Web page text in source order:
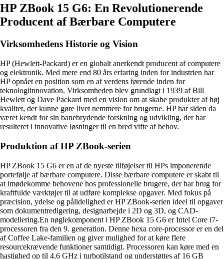
HP ZBook 15 G6: En Revolutionerende
Producent af Bærbare Computere
Virksomhedens Historie og Vision
HP (Hewlett-Packard) er en globalt anerkendt producent af computere
og elektronik. Med mere end 80 års erfaring inden for industrien har
HP opnået en position som en af verdens førende inden for
teknologiinnovation. Virksomheden blev grundlagt i 1939 af Bill
Hewlett og Dave Packard med en vision om at skabe produkter af høj
kvalitet, der kunne gøre livet nemmere for brugerne. HP har siden da
været kendt for sin banebrydende forskning og udvikling, der har
resulteret i innovative løsninger til en bred vifte af behov.
Produktion af HP ZBook-serien
HP ZBook 15 G6 er en af de nyeste tilføjelser til HPs imponerende
portefølje af bærbare computere. Disse bærbare computere er skabt til
at imødekomme behovene hos professionelle brugere, der har brug for
kraftfulde værktøjer til at udføre komplekse opgaver. Med fokus på
præcision, ydelse og pålidelighed er HP ZBook-serien ideel til opgaver
som dokumentredigering, designarbejde i 2D og 3D, og CAD-
modellering.En nøglekomponent i HP ZBook 15 G6 er Intel Core i7-
processoren fra den 9. generation. Denne hexa core-processor er en del
af Coffee Lake-familien og giver mulighed for at køre flere
resourcekrævende funktioner samtidigt. Processoren kan køre med en
hastighed op til 4,6 GHz i turbotilstand og understøttes af 16 GB